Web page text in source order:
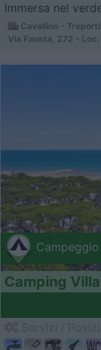
Immersa nel
Cavallino -
Via Fausta, 272 - Loc.
Campeggio
Camping